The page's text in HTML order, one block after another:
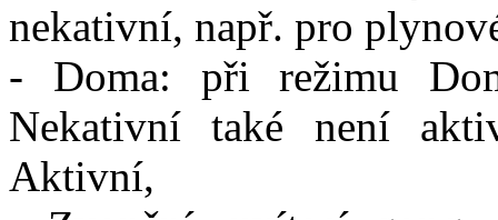
nekativní, např. pro
- Doma: při režimu
Nekativní také není
Aktivní,